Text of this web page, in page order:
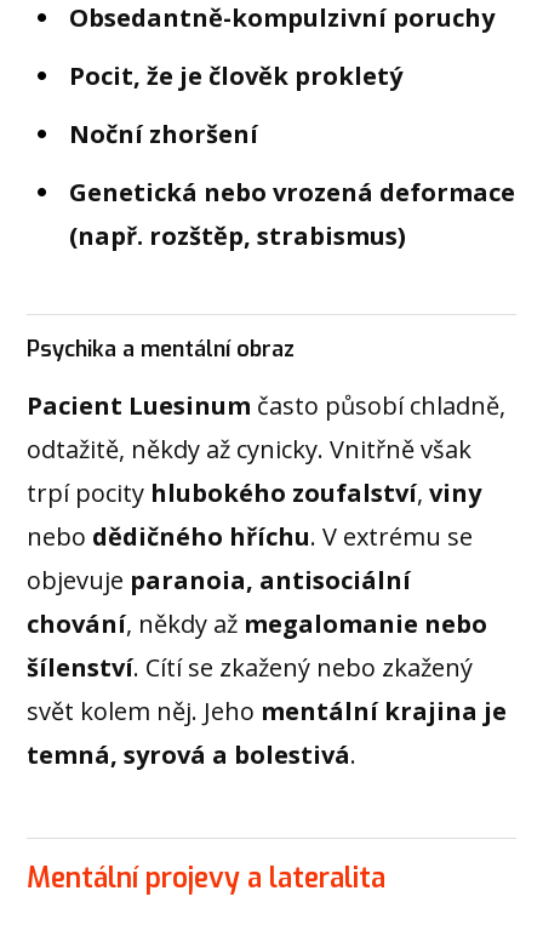
Obsedantně-kompulzivní poruchy
Pocit, že je člověk prokletý
Noční zhoršení
Genetická nebo vrozená deformace
(např. rozštěp, strabismus)
Psychika a mentální obraz
Pacient Luesinum často působí chladně,
odtažitě, někdy až cynicky. Vnitřně však
trpí pocity hlubokého zoufalství,viny
nebo dědičného hříchu. V extrému se
objevuje paranoia, antisociální
chování, někdy až megalomanie nebo
šílenství. Cítí se zkažený nebo zkažený
svět kolem něj. Jeho mentální krajina je
temná, syrová a bolestivá.
Mentální projevy a lateralita